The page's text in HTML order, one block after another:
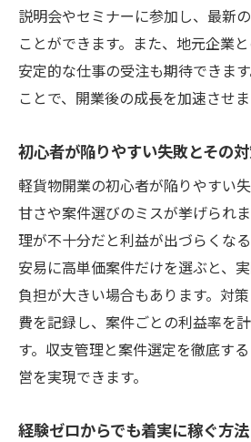
説明会やセミナーに参加し、最新
ことができます。また、地元企業
安定的な仕事の受注も期待できま
ことで、開業後の成長を加速させま
初心者が陥りやすい失敗とその
軽貨物開業の初心者が陥りやすい
甘さや案件選びのミスが挙げられ
理が不十分だと利益が出づらくなる
安易に高単価案件だけを選ぶと、
負担が大きい場合もあります。対
費を記録し、案件ごとの利益率を
す。収支管理と案件選定を徹底す
営を実現できます。
経験ゼロからでも着実に稼ぐ方法